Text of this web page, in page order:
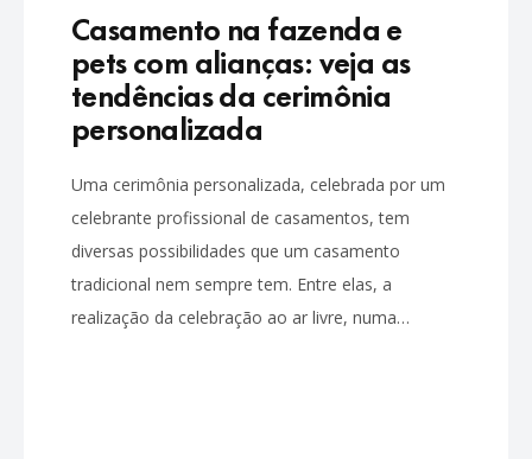
Casamento na fazenda e
pets com alianças: veja as
tendências da cerimônia
personalizada
Uma cerimônia personalizada, celebrada por um
celebrante profissional de casamentos, tem
diversas possibilidades que um casamento
tradicional nem sempre tem. Entre elas, a
realização da celebração ao ar livre, numa…